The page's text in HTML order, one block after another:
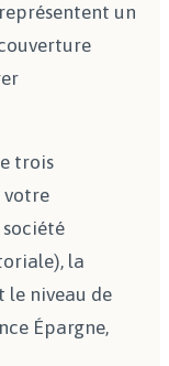
un
trois
votre
la
le niveau de
Épargne,